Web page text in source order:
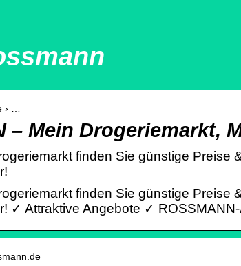
› …
– Mein Drogeriemarkt,
finden Sie günstige
finden Sie günstige
✓ Attraktive Angebote ✓